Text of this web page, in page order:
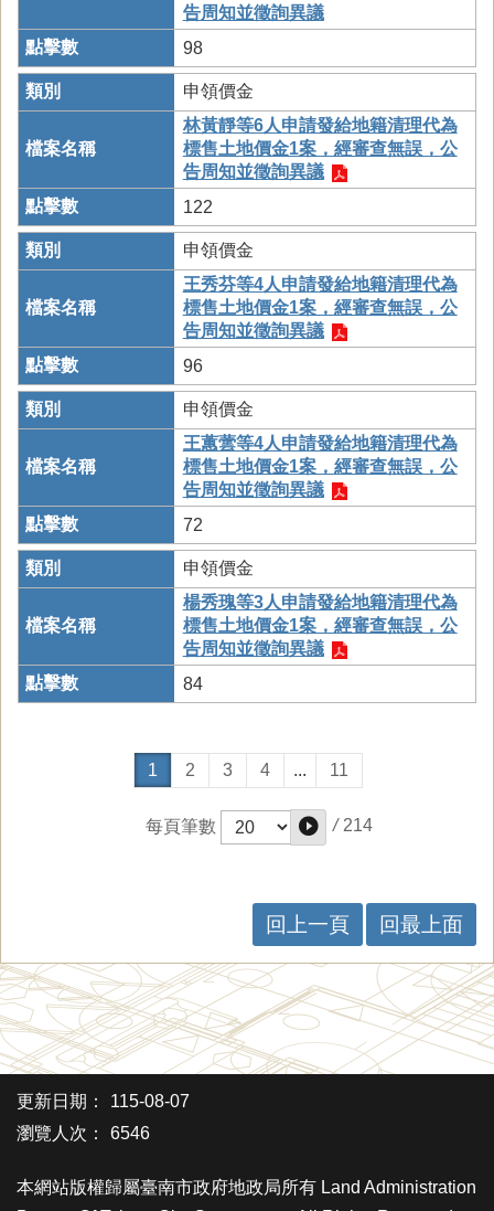
告周知並徵詢異議
98
申領價金
林黃靜等6人申請發給地籍清理代為
標售土地價金1案，經審查無誤，公
告周知並徵詢異議
122
申領價金
王秀芬等4人申請發給地籍清理代為
標售土地價金1案，經審查無誤，公
告周知並徵詢異議
96
申領價金
王蕙蕓等4人申請發給地籍清理代為
標售土地價金1案，經審查無誤，公
告周知並徵詢異議
72
申領價金
楊秀瑰等3人申請發給地籍清理代為
標售土地價金1案，經審查無誤，公
告周知並徵詢異議
84
1 2 3 4 ... 11
每頁筆數 / 214
回上一頁 回最上面
更新日期：
115-08-07
瀏覽人次：
6546
本網站版權歸屬臺南市政府地政局所有 Land Administration